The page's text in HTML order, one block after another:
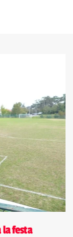
la festa